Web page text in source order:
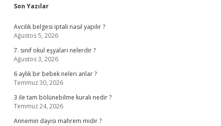
Sidebar
Son Yazılar
Avcılık belgesi iptali nasıl yapılır ?
Ağustos 5, 2026
7. sınıf okul eşyaları nelerdir ?
Ağustos 3, 2026
6 aylık bir bebek neleri anlar ?
Temmuz 30, 2026
3 ile tam bölünebilme kuralı nedir ?
Temmuz 24, 2026
Annemin dayısı mahrem midir ?